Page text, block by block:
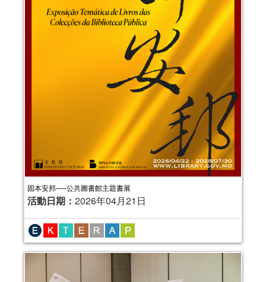
固本安邦──公共圖書館主題書展
活動日期： 2026年04月21日